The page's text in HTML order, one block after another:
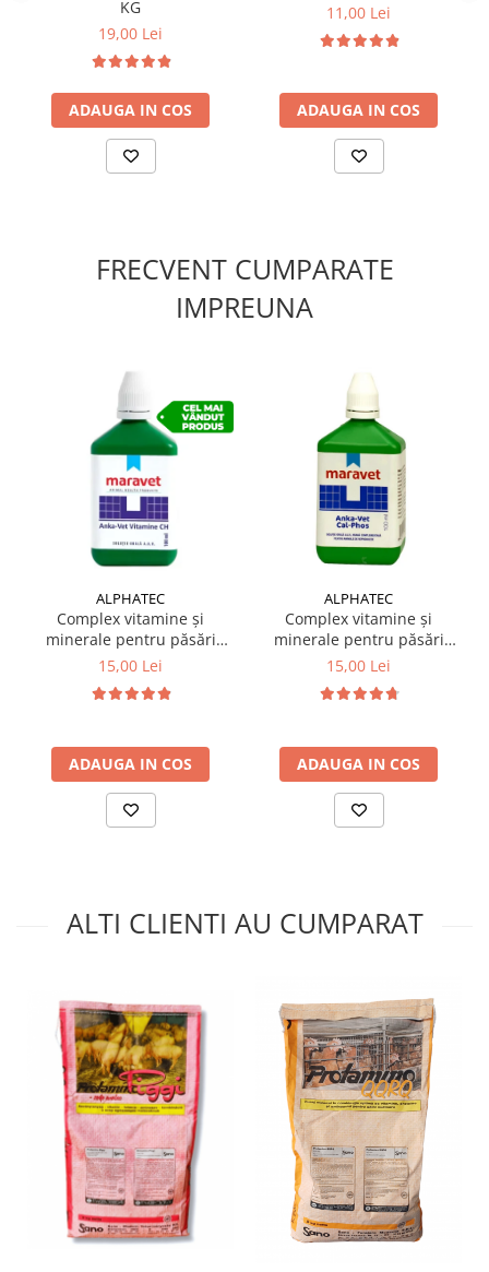
Cum se folosește:
- pui: se pun 1.5 kg drojdie în 40 kg uruială;
- găini: se pun 3 kg drojdie în 40 kg uruială.
VACI ȘI VIȚEI:
producția de lapte și cantitatea de grăsime din
Cum se folosește:
- viței: se pun 5 kg drojdie în 40 kg uruială;
- vaci: se pun 10 kg drojdie în 40 kg uruială.
- până la 20 kg în viu 1 kg drojdie în 40 kg uruială;
- peste 20 kg în viu 1.5 kg drojdie în 40 kg uruială.
- adult: 10 kg drojdie la 40 kg uruială.
2 kg drojdie în 40 kg uruială.
MOD DE PREZENTARE:
pulbere de culoare brun-închis, cu gust și miros specifice
drojdiei.
CONDIȚII DE DEPOZITARE:
NU conține: OMG, produși de sinteză și proteină de
origine animală.
DIMENSIUNE:
KG
19,00 Lei
ADAUGA IN COS
11,00 Lei
ADAUGA IN COS
FRECVENT CUMPARATE
IMPREUNA
ALPHATEC
Complex vitamine și
minerale pentru păsări
Anka-vet vitamine CH 100
15,00 Lei
ADAUGA IN COS
ALPHATEC
Complex vitamine și
minerale pentru păsări
Anka-vet Cal Phos 100 ml
15,00 Lei
ADAUGA IN COS
ALTI CLIENTI AU CUMPARAT